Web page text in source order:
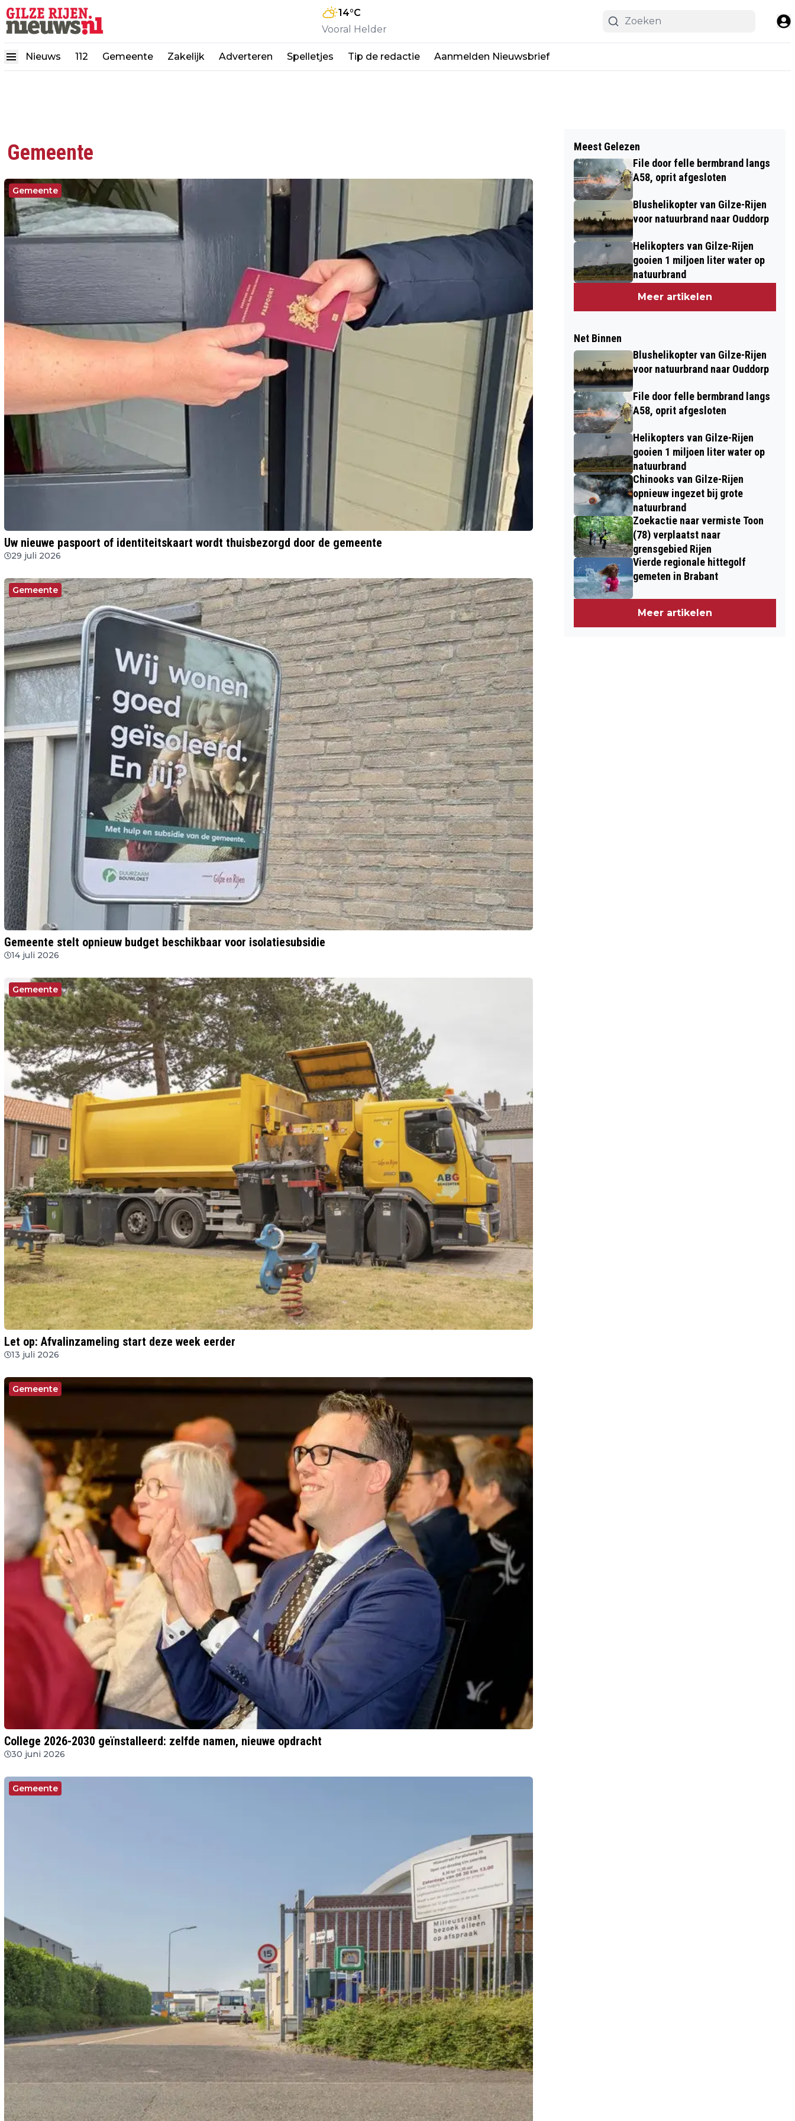
14°C
Vooral Helder
Nieuws 112 Gemeente Zakelijk Adverteren Spelletjes Tip de redactie Aanmelden Nieuwsbrief
Gemeente
Gemeente
Uw nieuwe paspoort of identiteitskaart wordt thuisbezorgd door de gemeente
29 juli 2026
Gemeente
Gemeente stelt opnieuw budget beschikbaar voor isolatiesubsidie
14 juli 2026
Gemeente
Let op: Afvalinzameling start deze week eerder
13 juli 2026
Gemeente
College 2026-2030 geïnstalleerd: zelfde namen, nieuwe opdracht
30 juni 2026
Gemeente
Meest Gelezen
File door felle bermbrand langs
A58, oprit afgesloten
Blushelikopter van Gilze-Rijen
voor natuurbrand naar Ouddorp
Helikopters van Gilze-Rijen
gooien 1 miljoen liter water op
natuurbrand
Meer artikelen
Net Binnen
Blushelikopter van Gilze-Rijen
voor natuurbrand naar Ouddorp
File door felle bermbrand langs
A58, oprit afgesloten
Helikopters van Gilze-Rijen
gooien 1 miljoen liter water op
natuurbrand
Chinooks van Gilze-Rijen
opnieuw ingezet bij grote
natuurbrand
Zoekactie naar vermiste Toon
(78) verplaatst naar
grensgebied Rijen
Vierde regionale hittegolf
gemeten in Brabant
Meer artikelen